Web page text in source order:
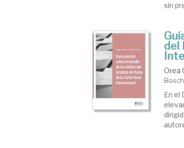
sin
del
Orea
En el